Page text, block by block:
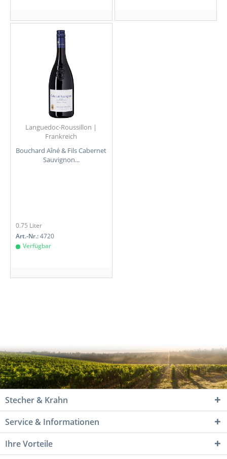
Languedoc-Roussillon |
Frankreich
Bouchard Aîné & Fils Cabernet
Sauvignon...
0.75 Liter
Art.-Nr.:4720
Verfügbar
Stecher & Krahn
Service & Informationen
Ihre Vorteile